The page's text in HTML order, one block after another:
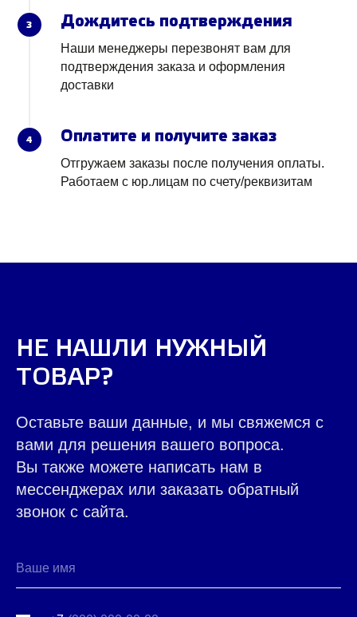
3 Дождитесь подтверждения
Наши менеджеры перезвонят вам для
подтверждения заказа и оформления
доставки
4 Оплатите и получите заказ
Отгружаем заказы после получения оплаты.
Работаем с юр.лицам по счету/реквизитам
НЕ НАШЛИ НУЖНЫЙ
ТОВАР?
Оставьте ваши данные, и мы свяжемся с
вами для решения вашего вопроса.
Вы также можете написать нам в
мессенджерах или заказать обратный
звонок с сайта.
КАЖДЫЙ ДЕНЬ МЫ
ПОМОГАЯ ДЕЛАТЬ ВАШ
БИЗНЕС ЛУЧШЕ|